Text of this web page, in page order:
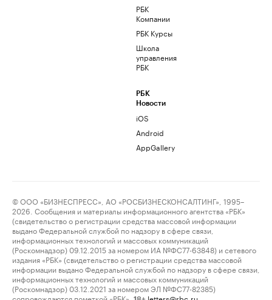
РБК
Компании
РБК Курсы
Школа
управления
РБК
РБК
Новости
iOS
Android
AppGallery
© ООО «БИЗНЕСПРЕСС», АО «РОСБИЗНЕСКОНСАЛТИНГ», 1995–
2026. Сообщения и материалы информационного агентства «РБК»
(свидетельство о регистрации средства массовой информации
выдано Федеральной службой по надзору в сфере связи,
информационных технологий и массовых коммуникаций
(Роскомнадзор) 09.12.2015 за номером ИА №ФС77-63848) и сетевого
издания «РБК» (свидетельство о регистрации средства массовой
информации выдано Федеральной службой по надзору в сфере связи,
информационных технологий и массовых коммуникаций
(Роскомнадзор) 03.12.2021 за номером ЭЛ №ФС77-82385)